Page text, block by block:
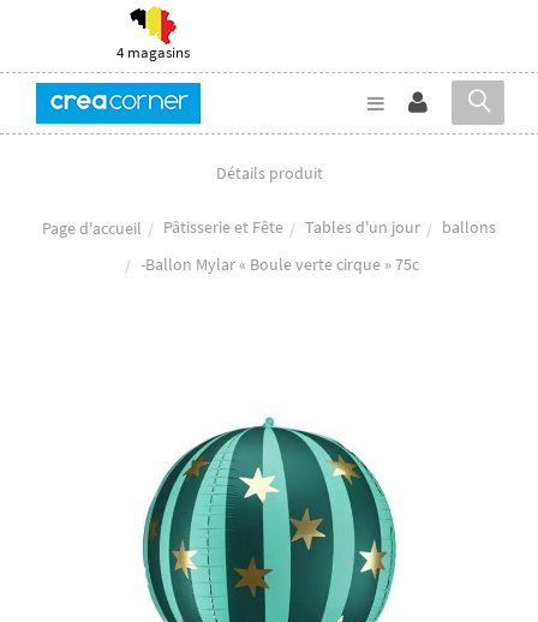
4 magasins
Détails produit
Page d'accueil Pâtisserie et Fête Tables d'un jour
ballons
-Ballon Mylar « Boule verte cirque » 75c